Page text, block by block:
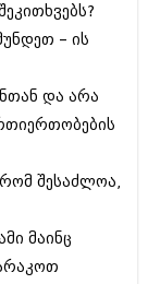
– ის
და არა
შესაძლოა,
მაინც